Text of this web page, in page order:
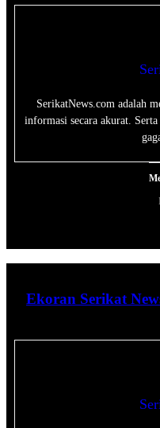
SerikatNews.com adalah
informasi secara akurat.
Ekoran Serikat